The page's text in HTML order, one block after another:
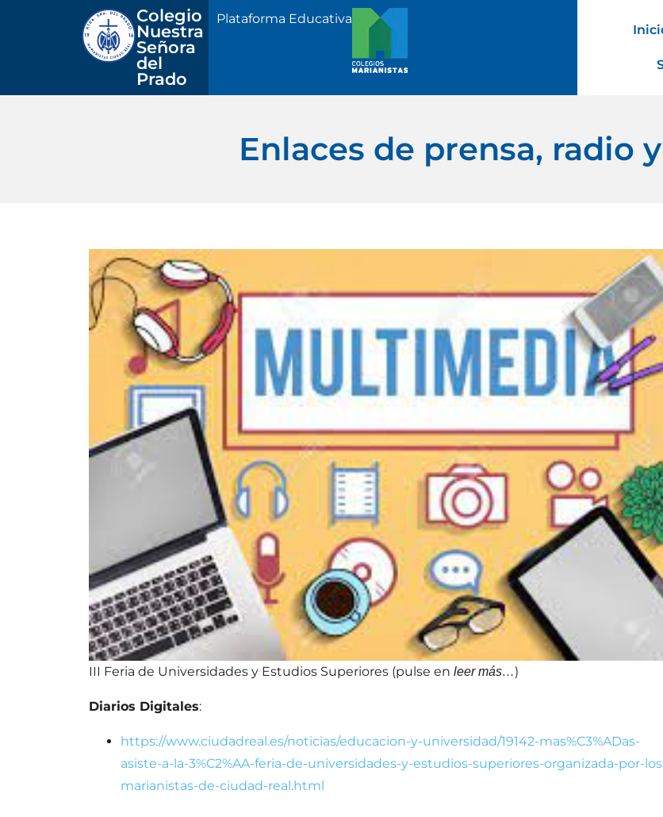
Colegio
Nuestra
Señora
del
Prado
Plataforma Educativa
Enlaces de prensa, radio
III Feria de Universidades y Estudios Superiores (pulse en leer más…)
Diarios Digitales:
https://www.ciudadreal.es/noticias/educacion-y-universidad/19142-mas%C3%ADas-
asiste-a-la-3%C2%AA-feria-de-universidades-y-estudios-superiores-organizada-por-
marianistas-de-ciudad-real.html